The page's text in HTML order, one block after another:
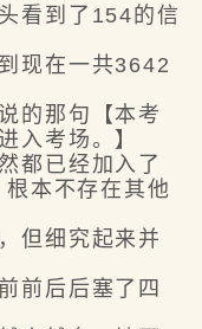
看到了154的信
现在一共3642
的那句【本考
入考场。】
已经加入了
本不存在其他
但细究起来并
后后塞了四